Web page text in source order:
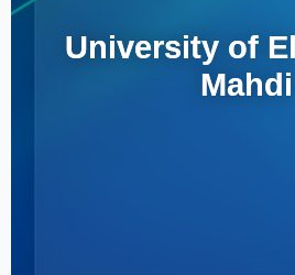
University of
Mahdi